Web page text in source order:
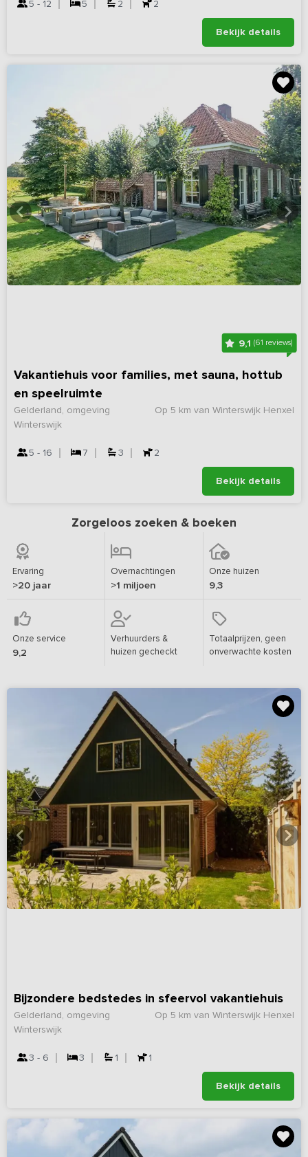
5 - 12 5 2 2
Bekijk details
9,1(61 reviews)
Vakantiehuis voor families, met sauna, hottub
en speelruimte
Op 5 km van Winterswijk Henxel
Gelderland, omgeving
Winterswijk
5 - 16 7 3 2
Bekijk details
Zorgeloos zoeken & boeken
Ervaring
>20 jaar
Overnachtingen
>1 miljoen
Onze huizen
9,3
Onze service
9,2
Verhuurders &
huizen gecheckt
Totaalprijzen, geen
onverwachte kosten
Bijzondere bedstedes in sfeervol vakantiehuis
Op 5 km van Winterswijk Henxel
Gelderland, omgeving
Winterswijk
3 - 6 3 1 1
Bekijk details